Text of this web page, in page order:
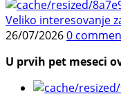
Veliko interesovanje
26/07/20260
U prvih pet meseci